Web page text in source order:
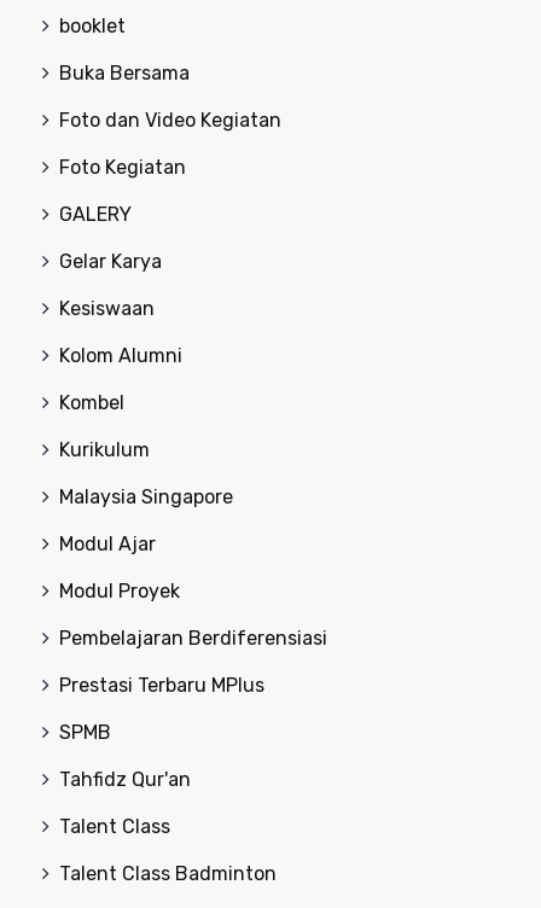
booklet
Buka Bersama
Foto dan Video Kegiatan
Foto Kegiatan
GALERY
Gelar Karya
Kesiswaan
Kolom Alumni
Kombel
Kurikulum
Malaysia Singapore
Modul Ajar
Modul Proyek
Pembelajaran Berdiferensiasi
Prestasi Terbaru MPlus
SPMB
Tahfidz Qur'an
Talent Class
Talent Class Badminton